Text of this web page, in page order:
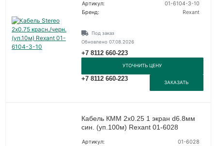
Артикул:
01-6104-3-10
Бренд:
Rexant
Под заказ
Обновлено 07.08.2026
+7 8112 660-223
УТОЧНИТЬ ЦЕНУ
+7 8112 660-223
ЗАКАЗАТЬ
Кабель КММ 2х0.25 1 экран d6.8мм
син. (уп.100м) Rexant 01-6028
Артикул: 01-6028